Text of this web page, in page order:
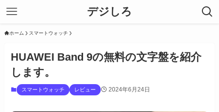
デジしろ
ホーム スマートウォッチ
HUAWEI Band 9の無料の文字盤を紹介
します。
スマートウォッチ レビュー 2024年6月24日